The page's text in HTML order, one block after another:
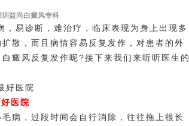
益尚白癜风专科
，易诊断，难治疗，临床表现为身上出现多
散，而且病情容易反复发作，对患者的外
癜风反复发作呢?接下来我们来听听医生的
医院
，过段时间会自行消除，往往拖上很长